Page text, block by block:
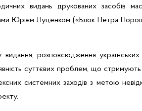
видань друкованих засобів
Юрієм Луценком («Блок Петра
видання, розповсюдження
суттєвих проблем, що
системних заходів з метою